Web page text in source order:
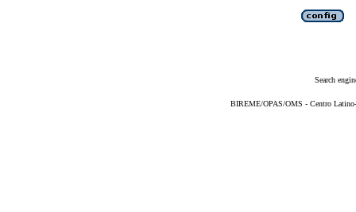
Search
BIREME/OPAS/OMS - Centro Latino-